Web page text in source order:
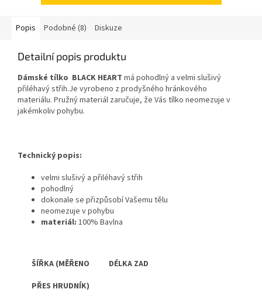
Popis Podobné (8) Diskuze
Detailní popis produktu
Dámské tílko BLACK HEART má pohodlný a velmi slušivý
přiléhavý střih.Je vyrobeno z prodyšného hránkového
materiálu. Pružný materiál zaručuje, že Vás tílko neomezuje v
jakémkoliv pohybu.
Technický popis:
velmi slušivý a přiléhavý střih
pohodlný
dokonale se přizpůsobí Vašemu tělu
neomezuje v pohybu
materiál: 100% Bavlna
ŠÍŘKA (MĚŘENO DÉLKA ZAD
PŘES HRUDNÍK)